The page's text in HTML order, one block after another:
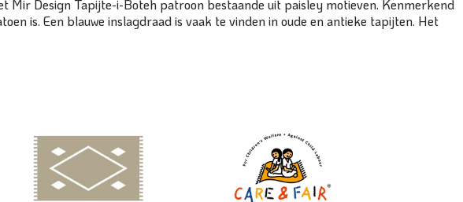
Mir Design Tapijte-i-Boteh patroon bestaande uit paisley motieven. Kenmerkend
is. Een blauwe inslagdraad is vaak te vinden in oude en antieke tapijten. Het